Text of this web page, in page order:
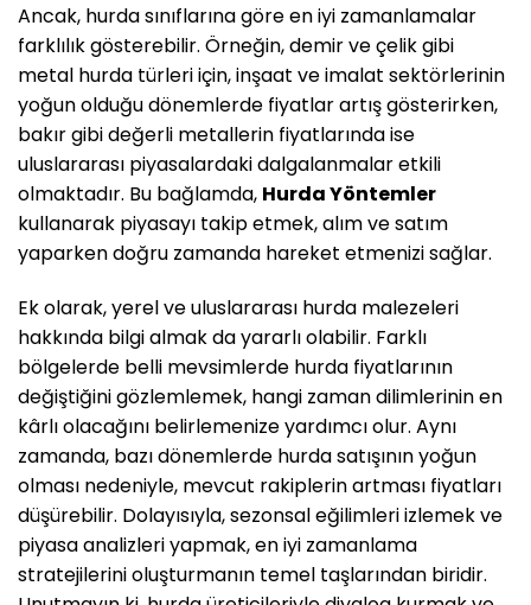
Ancak, hurda sınıflarına göre en iyi zamanlamalar
farklılık gösterebilir. Örneğin, demir ve çelik gibi
metal hurda türleri için, inşaat ve imalat sektörlerinin
yoğun olduğu dönemlerde fiyatlar artış gösterirken,
bakır gibi değerli metallerin fiyatlarında ise
uluslararası piyasalardaki dalgalanmalar etkili
olmaktadır. Bu bağlamda, Hurda Yöntemler
kullanarak piyasayı takip etmek, alım ve satım
yaparken doğru zamanda hareket etmenizi sağlar.
Ek olarak, yerel ve uluslararası hurda malezeleri
hakkında bilgi almak da yararlı olabilir. Farklı
bölgelerde belli mevsimlerde hurda fiyatlarının
değiştiğini gözlemlemek, hangi zaman dilimlerinin en
kârlı olacağını belirlemenize yardımcı olur. Aynı
zamanda, bazı dönemlerde hurda satışının yoğun
olması nedeniyle, mevcut rakiplerin artması fiyatları
düşürebilir. Dolayısıyla, sezonsal eğilimleri izlemek ve
piyasa analizleri yapmak, en iyi zamanlama
stratejilerini oluşturmanın temel taşlarından biridir.